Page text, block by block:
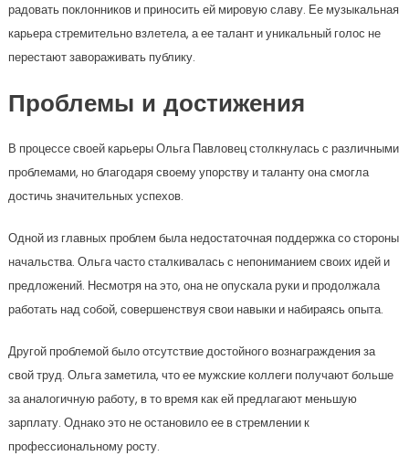
радовать поклонников и приносить ей мировую славу. Ее музыкальная
карьера стремительно взлетела, а ее талант и уникальный голос не
перестают завораживать публику.
Проблемы и достижения
В процессе своей карьеры Ольга Павловец столкнулась с различными
проблемами, но благодаря своему упорству и таланту она смогла
достичь значительных успехов.
Одной из главных проблем была недостаточная поддержка со стороны
начальства. Ольга часто сталкивалась с непониманием своих идей и
предложений. Несмотря на это, она не опускала руки и продолжала
работать над собой, совершенствуя свои навыки и набираясь опыта.
Другой проблемой было отсутствие достойного вознаграждения за
свой труд. Ольга заметила, что ее мужские коллеги получают больше
за аналогичную работу, в то время как ей предлагают меньшую
зарплату. Однако это не остановило ее в стремлении к
профессиональному росту.